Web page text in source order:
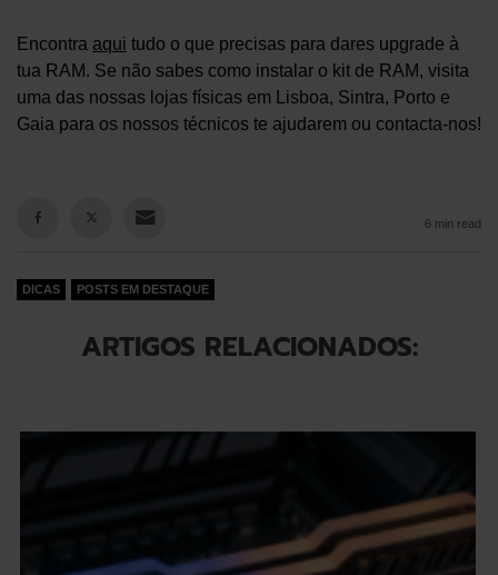
Encontra aqui tudo o que precisas para dares upgrade à
tua RAM. Se não sabes como instalar o kit de RAM, visita
uma das nossas lojas físicas em Lisboa, Sintra, Porto e
Gaia para os nossos técnicos te ajudarem ou contacta-nos!
6 min read
DICAS POSTS EM DESTAQUE
ARTIGOS RELACIONADOS: